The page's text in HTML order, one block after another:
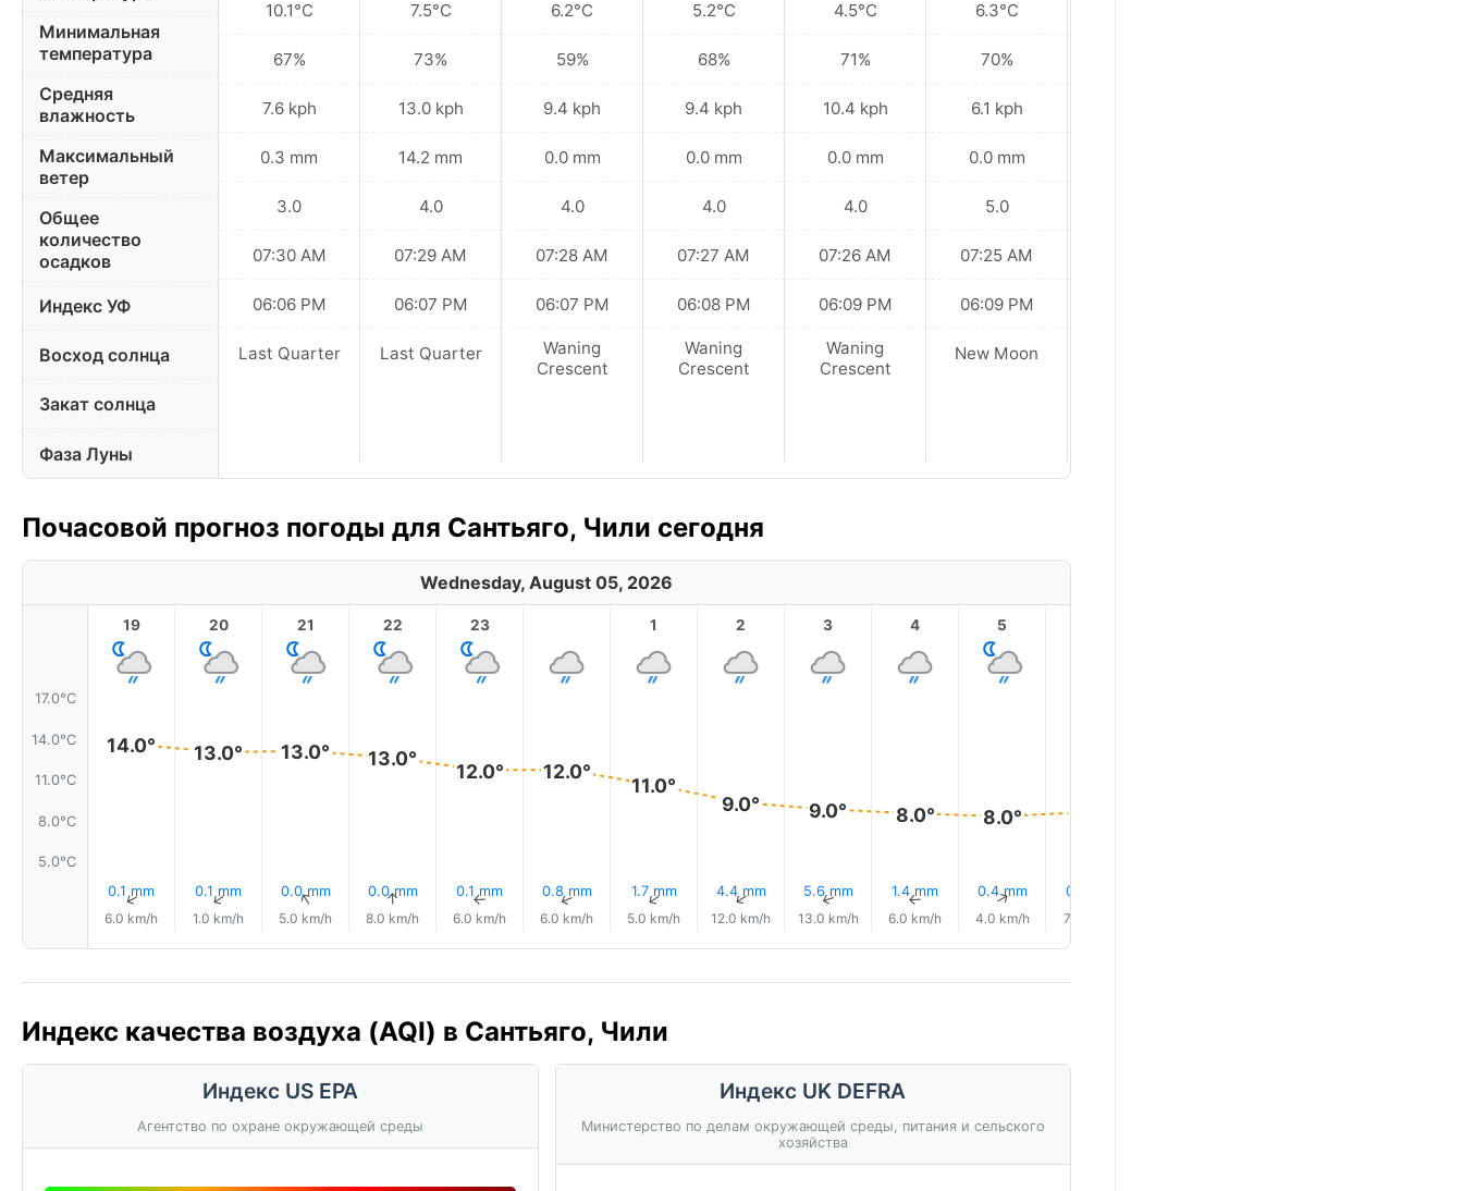
Минимальная
температура
Средняя
влажность
Максимальный
ветер
Общее
количество
осадков
Индекс УФ
Восход солнца
Закат солнца
Фаза Луны
10.1°C
67%
7.6 kph
0.3 mm
3.0
07:30 AM
06:06 PM
Last Quarter
7.5°C
73%
13.0 kph
14.2 mm
4.0
07:29 AM
06:07 PM
Last Quarter
6.2°C
59%
9.4 kph
0.0 mm
4.0
07:28 AM
06:07 PM
Waning
Crescent
5.2°C
68%
9.4 kph
0.0 mm
4.0
07:27 AM
06:08 PM
Waning
Crescent
4.5°C
71%
10.4 kph
0.0 mm
4.0
07:26 AM
06:09 PM
Waning
Crescent
6.3°C
70%
6.1 kph
0.0 mm
5.0
07:25 AM
06:09 PM
New Moon
Почасовой прогноз погоды для Сантьяго, Чили сегодня
Wednesday, August 05, 2026
17.0°C
14.0°C
11.0°C
8.0°C
5.0°C
19
14.0°
0.1 mm
↑
6.0 km/h
20
13.0°
0.1 mm
↑
1.0 km/h
21
13.0°
0.0 mm
↑
5.0 km/h
22
13.0°
0.0 mm
↑
8.0 km/h
23
12.0°
0.1 mm
↑
6.0 km/h
12.0°
0.8 mm
↑
6.0 km/h
1
11.0°
1.7 mm
↑
5.0 km/h
2
9.0°
4.4 mm
↑
12.0 km/h
3
9.0°
5.6 mm
↑
13.0 km/h
4
8.0°
1.4 mm
↑
6.0 km/h
5
8.0°
0.4 mm
↑
4.0 km/h
0.1 mm
7.0 km/h
Индекс качества воздуха (AQI) в Сантьяго, Чили
Индекс US EPA
Агентство по охране окружающей среды
Индекс UK DEFRA
Министерство по делам окружающей среды, питания и сельского
хозяйства